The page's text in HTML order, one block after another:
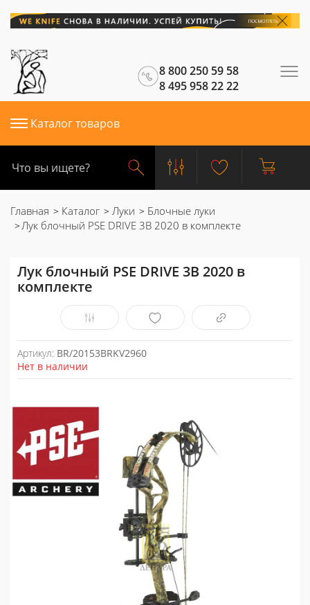
8 800 250 59 58
8 495 958 22 22
Каталог товаров
Главная Каталог Луки
Блочные луки
Лук блочный PSE DRIVE 3B 2020 в комплекте
Лук блочный PSE DRIVE 3B 2020 в
комплекте
Артикул: BR/20153BRKV2960
Нет в наличии